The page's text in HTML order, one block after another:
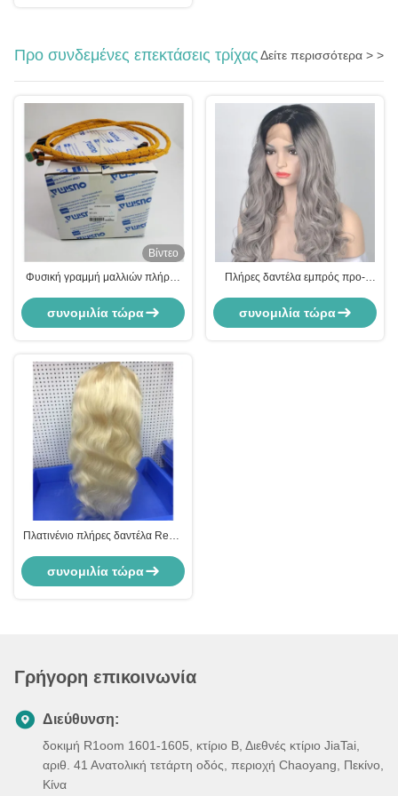
Προ συνδεμένες επεκτάσεις τρίχαςΔείτε περισσότερα > >
Βίντεο
Φυσική γραμμή μαλλιών πλήρης
μαλλιών με bangs / υγρές και
κυματιστές επεκτάσεις μαλλιών
συνομιλία τώρα
Πλήρες δαντέλα εμπρός προ-
με ρυθμιζόμενο ζυγό λευκαντικό
κόμπο
συνομιλία τώρα
Πλατινένιο πλήρες δαντέλα Remy
κύμα κουνουπίδα
ευθυγραμμισμένη 30 ίντσες11
συνομιλία τώρα
Γρήγορη επικοινωνία
Διεύθυνση:
δοκιμή R1oom 1601-1605, κτίριο Β, Διεθνές κτίριο JiaTai,
αριθ. 41 Ανατολική τετάρτη οδός, περιοχή Chaoyang, Πεκίνο,
Κίνα